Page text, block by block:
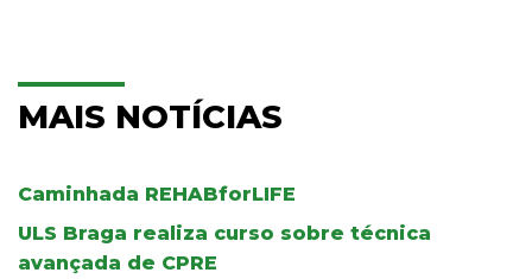
MAIS NOTÍCIAS
Caminhada REHABforLIFE
ULS Braga realiza curso sobre técnica
avançada de CPRE